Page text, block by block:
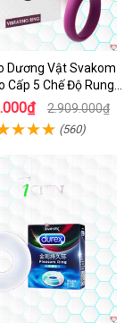
Dương Vật Svakom
Cấp 5 Chế Độ Rung
Kích Thích Điểm G
2.909.000₫
(560)